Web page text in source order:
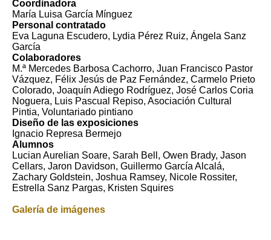
Coordinadora
María Luisa García Mínguez
Personal contratado
Eva Laguna Escudero, Lydia Pérez Ruiz, Ángela Sanz
García
Colaboradores
M.ª Mercedes Barbosa Cachorro, Juan Francisco Pastor
Vázquez, Félix Jesús de Paz Fernández, Carmelo Prieto
Colorado, Joaquín Adiego Rodríguez, José Carlos Coria
Noguera, Luis Pascual Repiso, Asociación Cultural
Pintia, Voluntariado pintiano
Diseño de las exposiciones
Ignacio Represa Bermejo
Alumnos
Lucian Aurelian Soare, Sarah Bell, Owen Brady, Jason
Cellars, Jaron Davidson, Guillermo García Alcalá,
Zachary Goldstein, Joshua Ramsey, Nicole Rossiter,
Estrella Sanz Pargas, Kristen Squires
Galería de imágenes